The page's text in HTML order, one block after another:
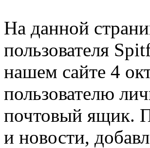
На данной
пользователя
нашем сайте 4
пользователю
почтовый ящик.
и новости,